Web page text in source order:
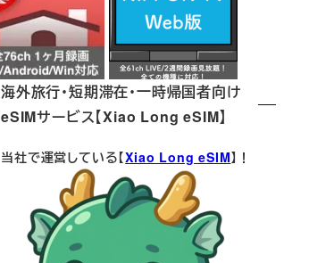
海外旅行・短期滞在・一時帰国者向け
eSIMサービス【Xiao Long eSIM】
当社で運営している【Xiao Long eSIM】！